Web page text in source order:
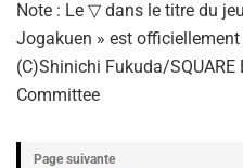
Note : Le ▽ dans le titre du
Jogakuen » est
(C)Shinichi Fukuda/SQUARE
Committee